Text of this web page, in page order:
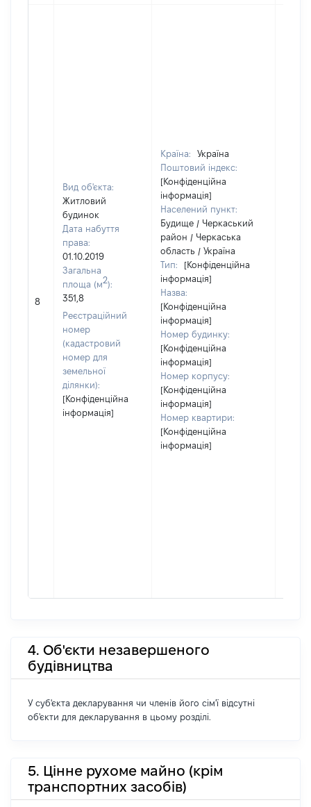
8
Вид об'єкта:
Житловий
будинок
Дата набуття
права:
01.10.2019
Загальна
площа (м2):
351,8
Реєстраційний
номер
(кадастровий
номер для
земельної
ділянки):
[Конфіденційна
інформація]
Країна:
Україна
Поштовий індекс:
[Конфіденційна
інформація]
Населений пункт:
Будище / Черкаський
район / Черкаська
область / Україна
Тип:
[Конфіденційна
інформація]
Назва:
[Конфіденційна
інформація]
Номер будинку:
[Конфіденційна
інформація]
Номер корпусу:
[Конфіденційна
інформація]
Номер квартири:
[Конфіденційна
інформація]
4. Об'єкти незавершеного
будівництва
У суб'єкта декларування чи членів його сім'ї відсутні
об'єкти для декларування в цьому розділі.
5. Цінне рухоме майно (крім
транспортних засобів)